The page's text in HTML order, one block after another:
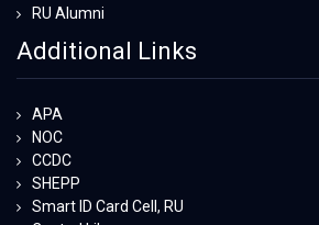
RU Alumni
Additional Links
APA
NOC
CCDC
SHEPP
Smart ID Card Cell, RU